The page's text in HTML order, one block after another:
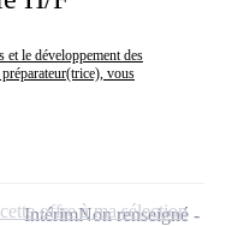
et le développement des
vous
IntérimNon renseigné
offre à ma sélection